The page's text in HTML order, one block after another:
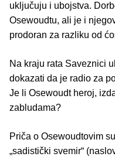
uključuju i ubojstva.
Osewoudtu, ali je i
prodoran za razliku od
Na kraju rata Saveznici
dokazati da je radio za
Je li Osewoudt heroj,
zabludama?
Priča o Osewoudtovim
„sadistički svemir“